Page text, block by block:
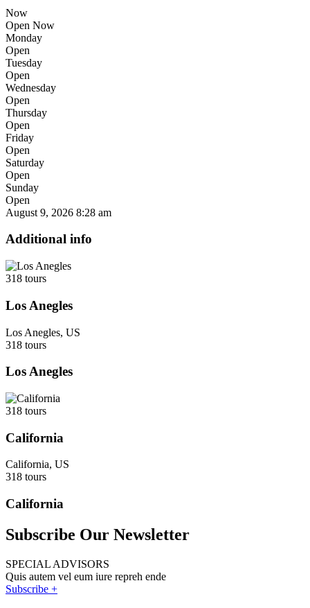
Now
Open Now
Monday
Open
Tuesday
Open
Wednesday
Open
Thursday
Open
Friday
Open
Saturday
Open
Sunday
Open
August 9, 2026 8:28 am
Additional info
318 tours
Los Anegles
Los Anegles, US
318 tours
Los Anegles
318 tours
California
California, US
318 tours
California
Subscribe Our Newsletter
SPECIAL ADVISORS
Quis autem vel eum iure repreh ende
Subscribe +